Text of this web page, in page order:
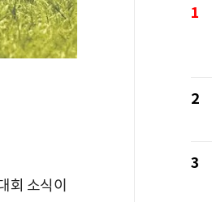
회 소식이
1
2
3